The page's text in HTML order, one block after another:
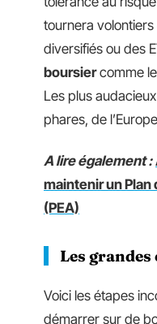
tournera
diversifiés ou des
boursiercomme
Les plus
phares, de
A lire également :
maintenir un
(PEA)
Les
Voici les étapes
démarrer sur de